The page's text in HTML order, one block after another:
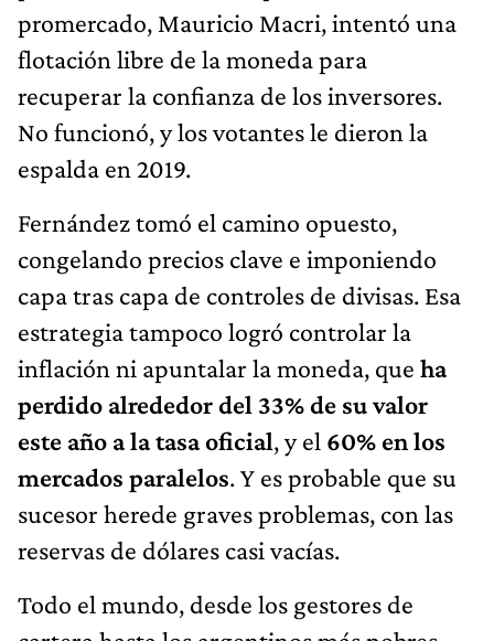
promercado, Mauricio Macri, intentó una
flotación libre de la moneda para
recuperar la confianza de los inversores.
No funcionó, y los votantes le dieron la
espalda en 2019.
Fernández tomó el camino opuesto,
congelando precios clave e imponiendo
capa tras capa de controles de divisas. Esa
estrategia tampoco logró controlar la
inflación ni apuntalar la moneda, que ha
perdido alrededor del 33% de su valor
este año a la tasa oficial, y el 60% en los
mercados paralelos. Y es probable que su
sucesor herede graves problemas, con las
reservas de dólares casi vacías.
Todo el mundo, desde los gestores de